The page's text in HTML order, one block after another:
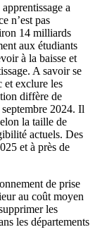
a
n’est pas
14 milliards
aux étudiants
à la baisse et
A savoir se
et exclure les
diffère de
2024. Il
la taille de
actuels. Des
et à près de
de prise
au coût moyen
les
les départements